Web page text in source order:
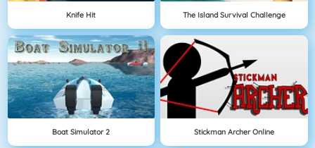
Knife Hit The Island Survival Challenge
Boat Simulator 2 Stickman Archer Online